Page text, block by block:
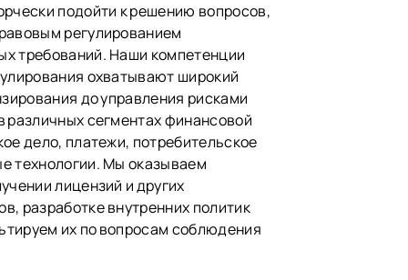
подойти к решению вопросов,
регулированием
требований. Наши компетенции
охватывают широкий
до управления рисками
различных сегментах финансовой
дело, платежи, потребительское
технологии. Мы оказываем
лицензий и других
разработке внутренних политик
их по вопросам соблюдения